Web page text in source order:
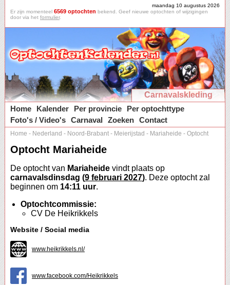
maandag 10 augustus 2026
Er zijn momenteel 6569 optochten bekend. Geef nieuwe optochten of wijzigingen
door via het formulier.
Carnavalskleding
Home
Kalender Per provincie
Per optochttype
Foto's / Video's Carnaval Zoeken Contact
Home - Nederland - Noord-Brabant - Meierijstad - Mariaheide - Optocht
Optocht Mariaheide
De optocht van Mariaheide vindt plaats op
carnavalsdinsdag (9 februari 2027). Deze optocht zal
beginnen om 14:11 uur.
Optochtcommissie:
CV De Heikrikkels
Website / Social media
www.heikrikkels.nl/
www.facebook.com/Heikrikkels